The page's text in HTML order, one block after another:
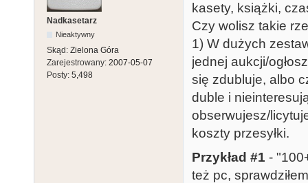
Nadkasetarz
Nieaktywny
Skąd: Zielona Góra
Zarejestrowany: 2007-05-07
Posty: 5,498
kasety, książki,
Czy wolisz takie
1) W dużych
jednej aukcji/
się zdubluje, albo
duble i
obserwujesz/
koszty przesyłki.
Przykład #1 -
też pc,